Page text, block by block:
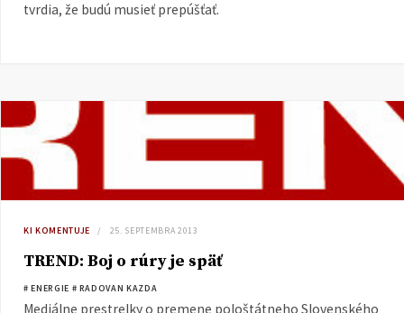
tvrdia, že budú musieť prepúšťať.
KI KOMENTUJE 25. SEPTEMBRA 2013
TREND: Boj o rúry je späť
# ENERGIE # RADOVAN KAZDA
Mediálne prestrelky o premene pološtátneho Slovenského